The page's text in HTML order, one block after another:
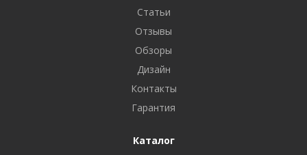
Статьи
Отзывы
Обзоры
Дизайн
Контакты
Гарантия
Каталог